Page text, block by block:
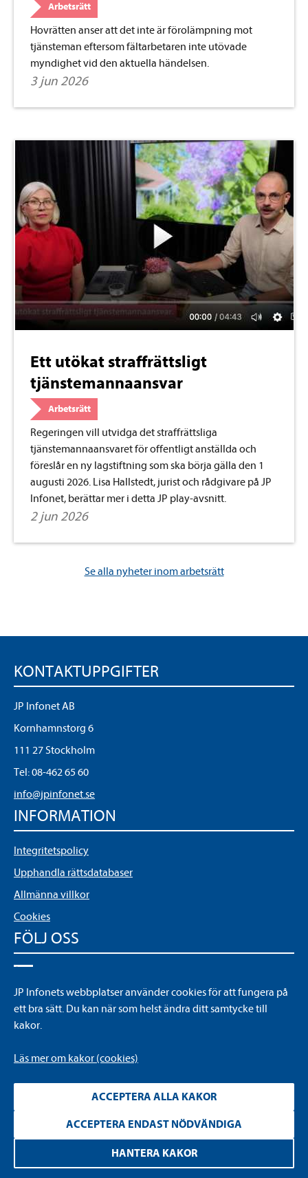
Arbetsrätt
Hovrätten anser att det inte är förolämpning mot
tjänsteman eftersom fältarbetaren inte utövade
myndighet vid den aktuella händelsen.
3 jun 2026
Ett utökat straffrättsligt
tjänstemannaansvar
Arbetsrätt
Regeringen vill utvidga det straffrättsliga
tjänstemannaansvaret för offentligt anställda och
föreslår en ny lagstiftning som ska börja gälla den 1
augusti 2026. Lisa Hallstedt, jurist och rådgivare på JP
Infonet, berättar mer i detta JP play-avsnitt.
2 jun 2026
Se alla nyheter inom arbetsrätt
KONTAKTUPPGIFTER
JP Infonet AB
Kornhamnstorg 6
111 27 Stockholm
Tel:08-462 65 60
info@jpinfonet.se
INFORMATION
Integritetspolicy
Upphandla rättsdatabaser
Allmänna villkor
Cookies
FÖLJ OSS
YouTube
om
JP Infonets webbplatser använder cookies för att fungera på
ett bra sätt. Du kan när som helst ändra ditt samtycke till
kakor.
Läs mer om kakor (cookies)
ACCEPTERA ALLA KAKOR
ACCEPTERA ENDAST NÖDVÄNDIGA
HANTERA KAKOR